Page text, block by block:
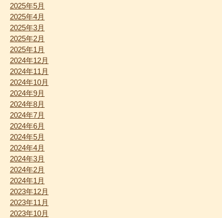
2025年5月
2025年4月
2025年3月
2025年2月
2025年1月
2024年12月
2024年11月
2024年10月
2024年9月
2024年8月
2024年7月
2024年6月
2024年5月
2024年4月
2024年3月
2024年2月
2024年1月
2023年12月
2023年11月
2023年10月